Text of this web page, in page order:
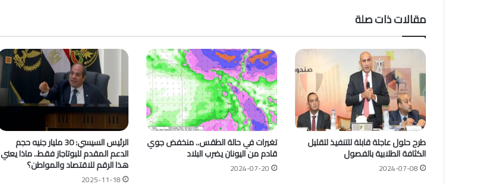
مقالات ذات صلة
طرح حلول عاجلة قابلة للتنفيذ لتقليل
الكثافة الطلابية بالفصول
2024-07-08
تغيرات في حالة الطقس.. منخفض جوي
قادم من اليونان يضرب البلاد
2024-07-20
الرئيس السيسي: 30 مليار جنيه حجم
الدعم المقدم للبوتاجاز فقط.. ماذا يعني
هذا الرقم للاقتصاد والمواطن؟
2025-11-18